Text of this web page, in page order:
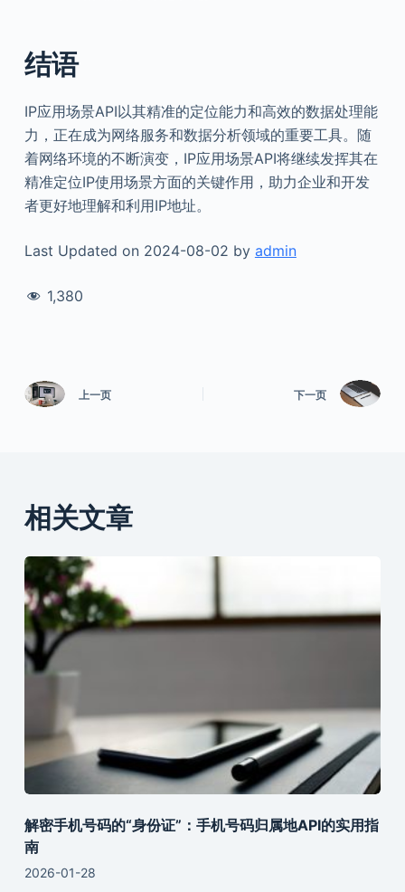
结语
IP应用场景API以其精准的定位能力和高效的数据处理能
力，正在成为网络服务和数据分析领域的重要工具。随
着网络环境的不断演变，IP应用场景API将继续发挥其在
精准定位IP使用场景方面的关键作用，助力企业和开发
者更好地理解和利用IP地址。
Last Updated on 2024-08-02 by admin
1,380
上一页 下一页
相关文章
解密手机号码的“身份证”：手机号码归属地API的实用指
南
2026-01-28